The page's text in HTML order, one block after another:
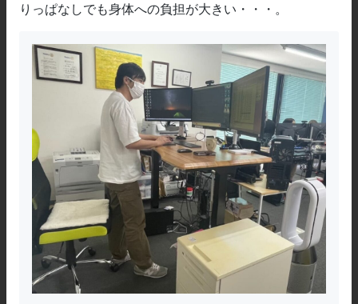
りっぱなしでも身体への負担が大きい・・・。